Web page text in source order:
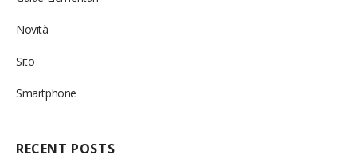
Novità
Sito
Smartphone
RECENT POSTS